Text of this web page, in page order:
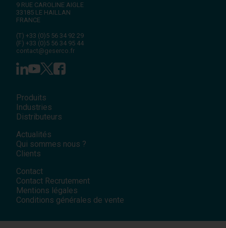
9 RUE CAROLINE AIGLE
33185 LE HAILLAN
FRANCE
(T) +33 (0)5 56 34 92 29
(F) +33 (0)5 56 34 95 44
contact@geserco.fr
Produits
Industries
Distributeurs
Actualités
Qui sommes nous ?
Clients
Contact
Contact Recrutement
Mentions légales
Conditions générales de vente